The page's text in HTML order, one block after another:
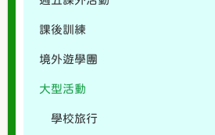
課後訓練
境外遊學團
大型活動
學校旅行